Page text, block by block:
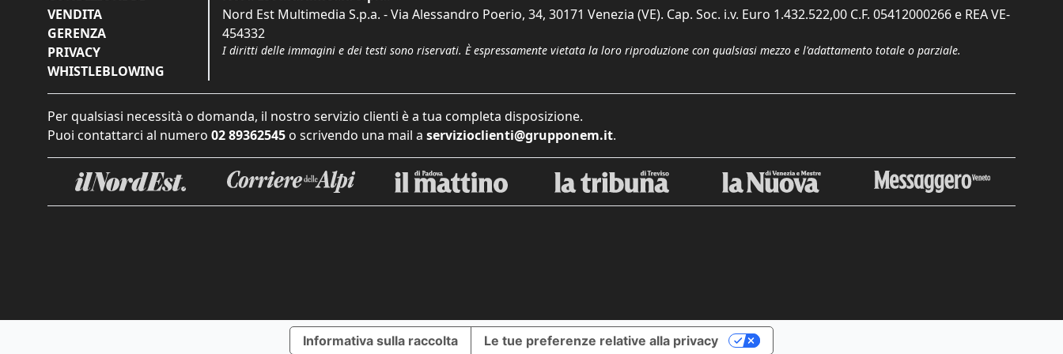
VENDITA
GERENZA
PRIVACY
WHISTLEBLOWING
Nord Est Multimedia S.p.a. - Via Alessandro Poerio, 34, 30171 Venezia (VE). Cap. Soc. i.v. Euro 1.432.522,00 C.F. 05412000266 e REA VE-
454332
I diritti delle immagini e dei testi sono riservati. È espressamente vietata la loro riproduzione con qualsiasi mezzo e l'adattamento totale o parziale.
Per qualsiasi necessità o domanda, il nostro servizio clienti è a tua completa disposizione.
Puoi contattarci al numero 02 89362545 o scrivendo una mail a servizioclienti@grupponem.it.
Informativa sulla raccolta Le tue preferenze relative alla privacy